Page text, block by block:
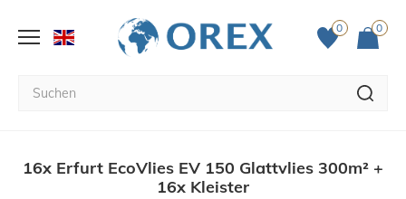
0 0
16x Erfurt EcoVlies EV 150 Glattvlies 300m² +
16x Kleister